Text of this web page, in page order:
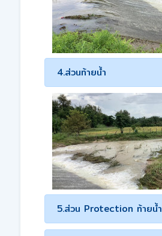
4.ส่วนท้ายน้ำ
5.ส่วน Protection ท้ายน้ำ